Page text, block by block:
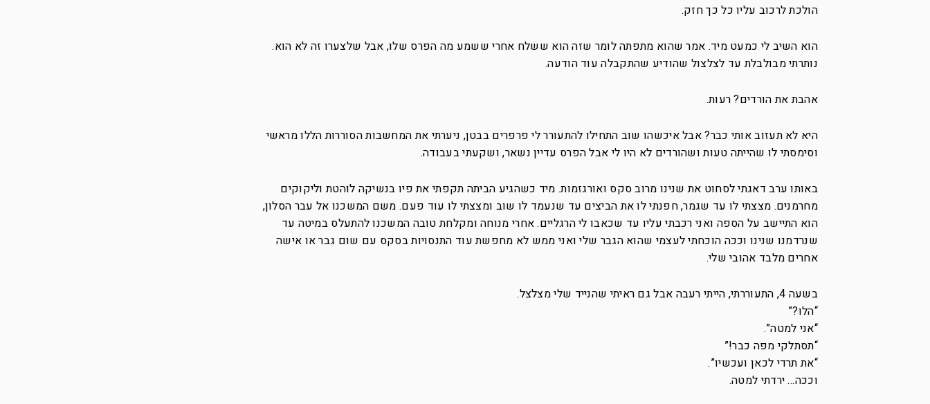
הולכת לרכוב עליו כל כך חזק.
הוא השיב לי כמעט מיד. אמר שהוא מתפתה לומר שזה הוא ששלח אחרי ששמע מה הפרס שלו, אבל שלצערו זה לא הוא.
נותרתי מבולבלת עד לצלצול שהודיע שהתקבלה עוד הודעה.
אהבת את הורדים? רעות.
היא לא תעזוב אותי כבר? אבל איכשהו שוב התחילו להתעורר לי פרפרים בבטן, ניערתי את המחשבות הסוררות הללו מראשי
וסימסתי לו שהייתה טעות ושהורדים לא היו לי אבל הפרס עדיין נשאר, ושקעתי בעבודה.
באותו ערב דאגתי לסחוט את שנינו מרוב סקס ואורגזמות. מיד כשהגיע הביתה תקפתי את פיו בנשיקה לוהטת וליקוקים
מחרמנים. מצצתי לו עד שגמר, חפנתי לו את הביצים עד שנעמד לו שוב ומצצתי לו עוד פעם. משם המשכנו אל עבר הסלון,
הוא התיישב על הספה ואני רכבתי עליו עד שכאבו לי הרגליים. אחרי מנוחה ומקלחת טובה המשכנו להתעלס במיטה עד
שנרדמנו שנינו וככה הוכחתי לעצמי שהוא הגבר שלי ואני ממש לא מחפשת עוד התנסויות בסקס עם שום גבר או אישה
אחרים מלבד אהובי שלי.
בשעה 4, התעוררתי, הייתי רעבה אבל גם ראיתי שהנייד שלי מצלצל.
“הלו?”
“אני למטה”.
“תסתלקי מפה כבר!”
“את תרדי לכאן ועכשיו”.
וככה… ירדתי למטה.